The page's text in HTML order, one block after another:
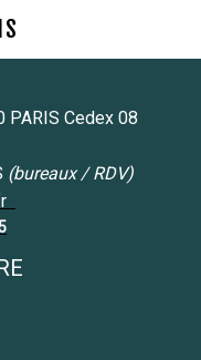
PARIS Cedex 08
(bureaux / RDV)